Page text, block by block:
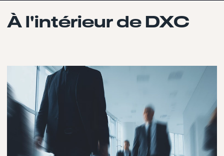
À l'intérieur de DXC